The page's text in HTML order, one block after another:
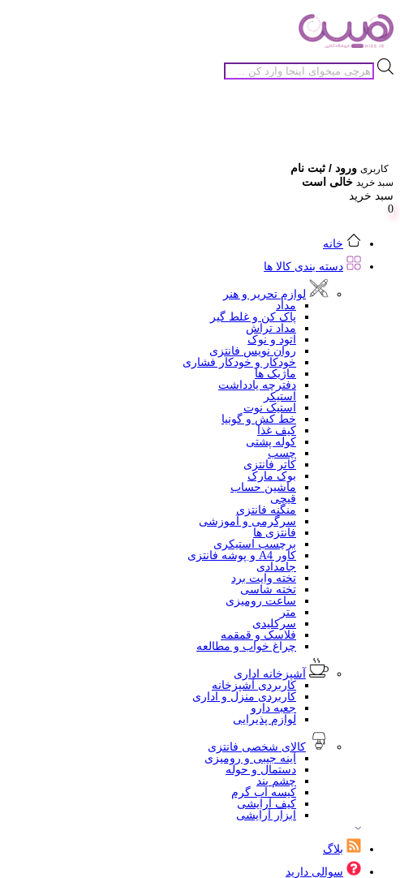
جستجوی
محصولات
کاربری ورود / ثبت نام
سبد خرید خالی است
سبد خرید
0
خانه
دسته بندی کالا ها
لوازم تحریر و هنر
مداد
پاک کن و غلط گیر
مداد تراش
اتود و نوک
روان نویس فانتزی
خودکار و خودکار فشاری
ماژیک ها
دفترچه یادداشت
استیکر
استیک نوت
خط کش و گونیا
کیف غذا
کوله پشتی
چسب
کاتر فانتزی
بوک مارک
ماشین حساب
قیچی
منگنه فانتزی
سرگرمی و آموزشی
فانتزی ها
برچسب استیکری
کاور A4 و پوشه فانتزی
جامدادی
تخته وایت برد
تخته شاسی
ساعت رومیزی
متر
سرکلیدی
فلاسک و قمقمه
چراغ خواب و مطالعه
آشپزخانه اداری
کاربردی آشپزخانه
کاربردی منزل و اداری
جعبه دارو
لوازم پذیرایی
کالای شخصی فانتزی
آینه جیبی و رومیزی
دستمال و حوله
چشم بند
کیسه آب گرم
کیف آرایشی
ابزار آرایشی
بلاگ
سوالی دارید